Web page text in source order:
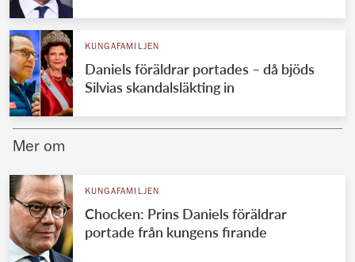
Japanska kejsarhuset
Thailändska kungahuset
Marockanska kungahuset
KUNGAFAMILJEN
Daniels föräldrar portades – då bjöds
Silvias skandalsläkting in
Mer om
KUNGAFAMILJEN
Chocken: Prins Daniels föräldrar
portade från kungens firande